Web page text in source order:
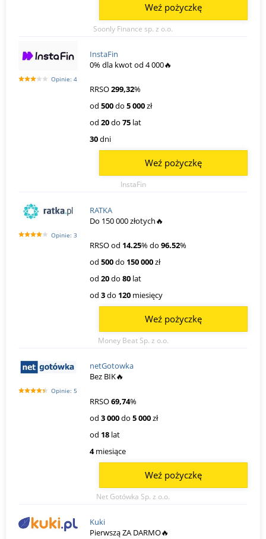
Soonly Finance sp. z o.o.
Weź pożyczkę
Opinie: 4
InstaFin
0% dla kwot od 4 000🔥
RRSO299,32%
od 500do 5 000zł
od 20do 75 lat
30dni
InstaFin
Weź pożyczkę
Opinie: 3
RATKA
Do 150 000 złotych🔥
RRSO od 14.25% do 96.52%
od 500do 150 000zł
od 20do 80 lat
od 3do 120 miesięcy
Money Beat Sp. z o.o.
Weź pożyczkę
Opinie: 5
netGotowka
Bez BIK🔥
RRSO69,74%
od 3 000do 5 000zł
od 18 lat
4miesiące
Net Gotówka Sp. z o.o.
Weź pożyczkę
Kuki
Pierwszą ZA DARMO🔥